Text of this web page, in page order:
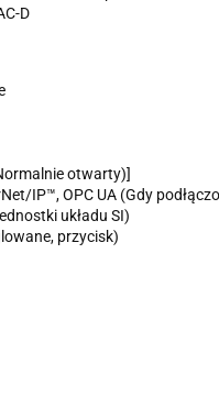
D
otwarty)]
IP™, OPC UA (Gdy
układu SI)
przycisk)